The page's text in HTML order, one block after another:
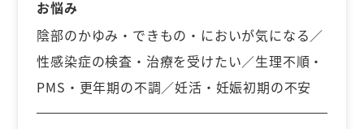
お悩み
陰部のかゆみ・できもの・においが気になる／
性感染症の検査・治療を受けたい／生理不順・
PMS・更年期の不調／妊活・妊娠初期の不安